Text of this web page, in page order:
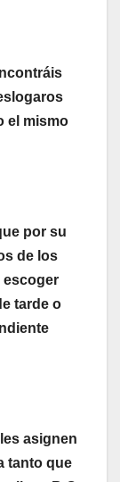
el mismo
por su
de los
escoger
tarde o
asignen
tanto que